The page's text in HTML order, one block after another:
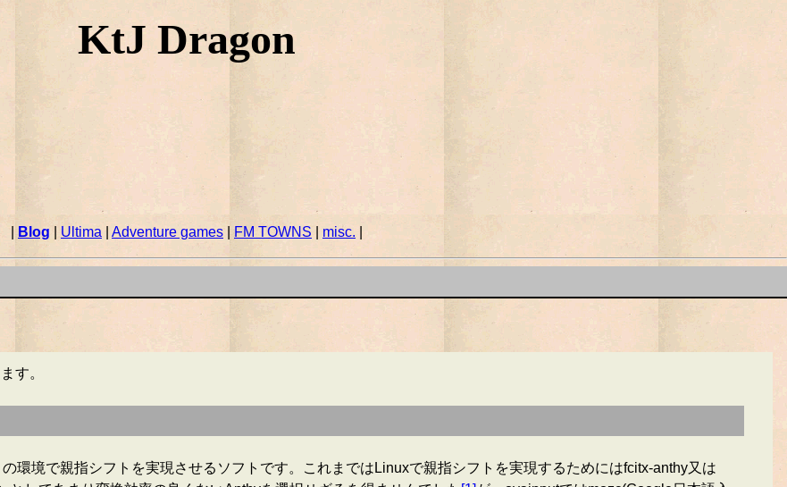
KtJ Dragon
Blog Ultima Adventure games FM TOWNS misc.
す。
環境で親指シフトを実現させるソフトです。これまではLinuxで親指シフトを実現するためにはfcitx-anthy又は